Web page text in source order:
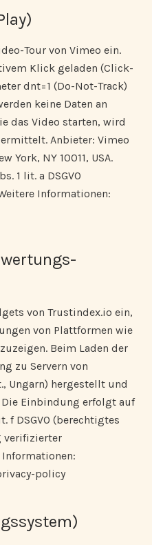
Tour von Vimeo ein.
Klick geladen (Click-
dnt=1 (Do-Not-Track)
keine Daten an
das Video starten, wird
Anbieter: Vimeo
York, NY 10011, USA.
1 lit. a DSGVO
Informationen:
von Trustindex.io ein,
von Plattformen wie
Beim Laden der
zu Servern von
Ungarn) hergestellt und
Einbindung erfolgt auf
f DSGVO (berechtigtes
verifizierter
Informationen:
policy